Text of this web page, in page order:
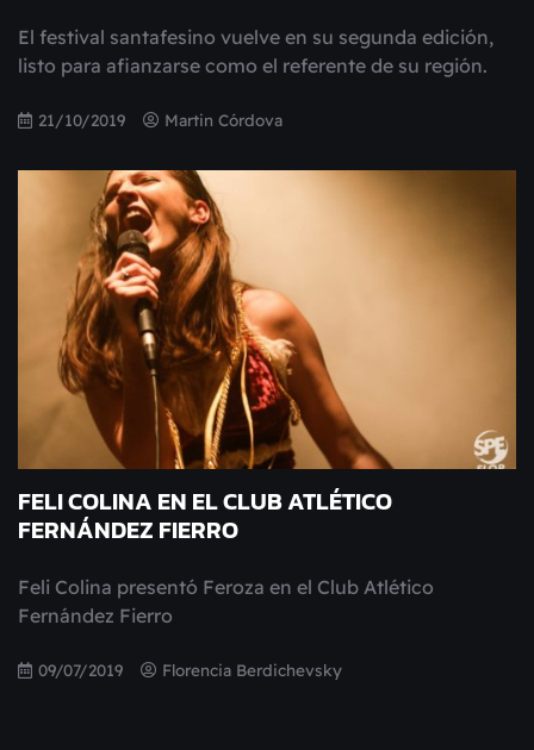
El festival santafesino vuelve en su segunda edición,
listo para afianzarse como el referente de su región.
21/10/2019 Martin Córdova
FELI COLINA EN EL CLUB ATLÉTICO
FERNÁNDEZ FIERRO
Feli Colina presentó Feroza en el Club Atlético
Fernández Fierro
09/07/2019 Florencia Berdichevsky